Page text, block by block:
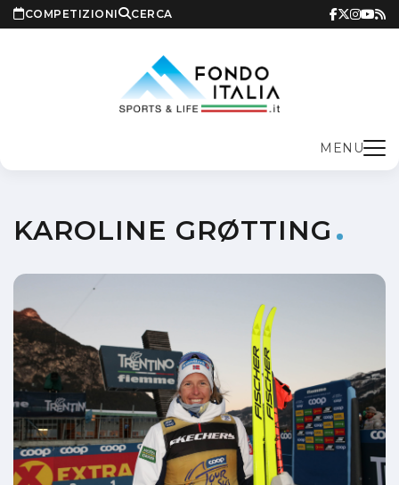
COMPETIZIONI CERCA
MENU
KAROLINE GRØTTING